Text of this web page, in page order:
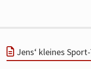
Jens‘ kleines